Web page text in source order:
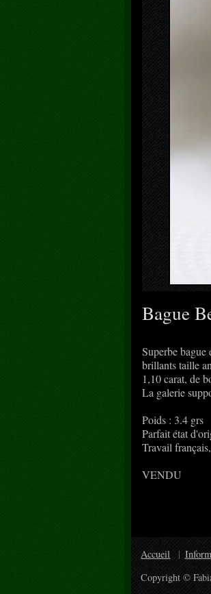
Bague
Superbe
brillants taille
1,10 carat, de
La galerie
Poids : 3.4 grs
Parfait état
Travail
VENDU
Accueil
Copyright ©